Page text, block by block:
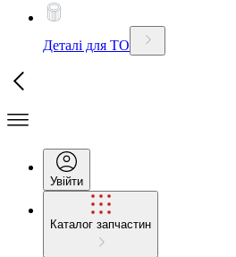
Деталі для ТО
Увійти
Каталог запчастин